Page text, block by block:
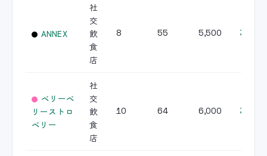
ANNEX
社
交
飲
食
店
8 55 5,500
ベリーベ
リーストロ
ベリー
社
交
飲
食
店
10 64 6,000